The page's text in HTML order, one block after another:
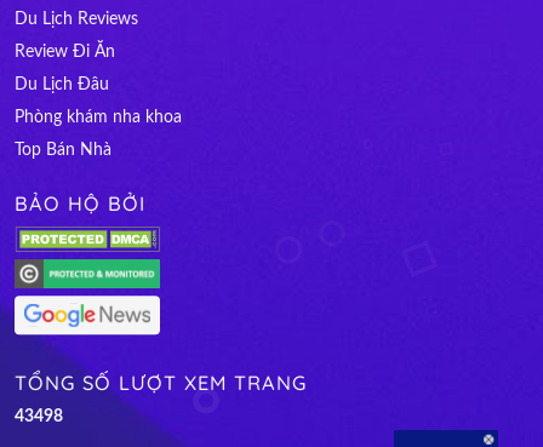
Du Lịch Reviews
Review Đi Ăn
Du Lịch Đâu
Phòng khám nha khoa
Top Bán Nhà
BẢO HỘ BỞI
TỔNG SỐ LƯỢT XEM TRANG
43498